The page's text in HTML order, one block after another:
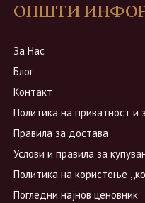
ОПШТИ
За Нас
Блог
Контакт
Политика на приватност
Правила за достава
Услови и правила за
Политика на користење
Погледни најнов ценовник